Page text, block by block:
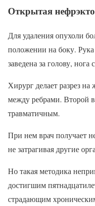
Открытая
Для удаления опухоли
положении на боку.
заведена за голову, нога
Хирург делает разрез
между ребрами. Второй
травматичным.
При нем врач получает
не затрагивая другие
Но такая методика
достигшим
страдающим